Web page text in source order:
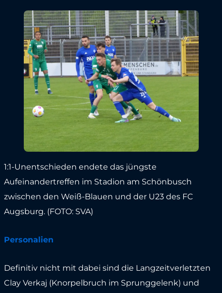
1:1-Unentschieden endete das jüngste
Aufeinandertreffen im Stadion am Schönbusch
zwischen den Weiß-Blauen und der U23 des FC
Augsburg. (FOTO: SVA)
Personalien
Definitiv nicht mit dabei sind die Langzeitverletzten
Clay Verkaj (Knorpelbruch im Sprunggelenk) und